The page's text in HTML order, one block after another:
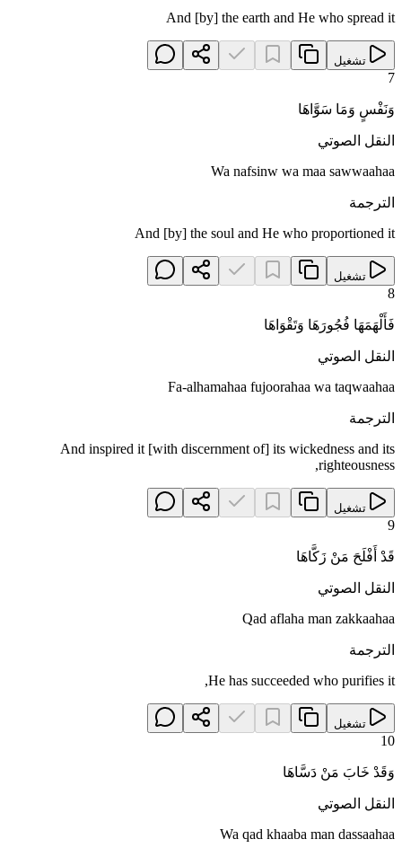
And [by] the earth and He who spread it
تشغيل
7
وَنَفْسٍ وَمَا سَوَّاهَا
النقل الصوتي
Wa nafsinw wa maa sawwaahaa
الترجمة
And [by] the soul and He who proportioned it
تشغيل
8
فَأَلْهَمَهَا فُجُورَهَا وَتَقْوَاهَا
النقل الصوتي
Fa-alhamahaa fujoorahaa wa taqwaahaa
الترجمة
And inspired it [with discernment of] its wickedness and its
righteousness,
تشغيل
9
قَدْ أَفْلَحَ مَنْ زَكَّاهَا
النقل الصوتي
Qad aflaha man zakkaahaa
الترجمة
He has succeeded who purifies it,
تشغيل
10
وَقَدْ خَابَ مَنْ دَسَّاهَا
النقل الصوتي
Wa qad khaaba man dassaahaa